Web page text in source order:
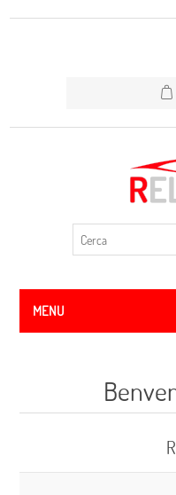
MENU